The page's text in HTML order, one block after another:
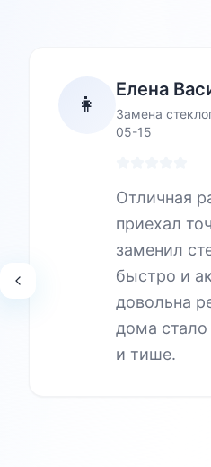
👩
Елена
Замена
05-15
Отличная
приехал
заменил
быстро и
довольна
дома стало
и тише.